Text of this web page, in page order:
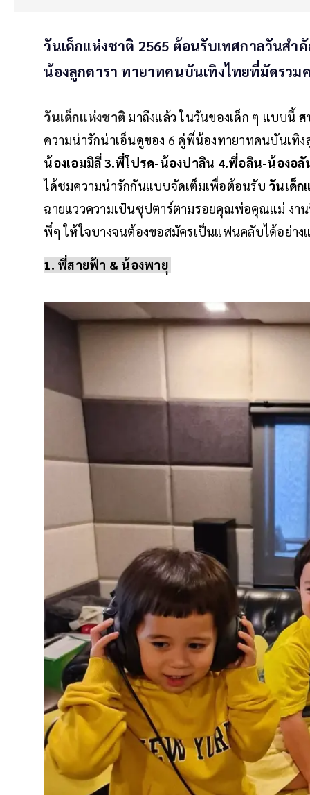
วันเด็กแห่งชาติ 2565 ต้อนรับเทศกาลวันส
น้องลูกดารา ทายาทคนบันเทิงไทยที่มัดรว
วันเด็กแห่งชาติ มาถึงแล้ว ในวันของเด็ก ๆ แบบนี้ ส
ความน่ารักน่าเอ็นดูของ 6 คู่พี่น้องทายาทคนบันเทิ
น้องเอมมิลี่ 3.พี่โปรด-น้องปาลิน 4.พี่อลิน-น้องอ
ได้ชมความน่ารักกันแบบจัดเต็มเพื่อต้อนรับ วันเด็ก
ฉายแววความเป๋นซุปตาร์ตามรอยคุณพ่อคุณแม่ งาน
พี่ๆ ให้ใจบางจนต้องขอสมัครเป็นแฟนคลับได้อย่า
1. พี่สายฟ้า & น้องพายุ